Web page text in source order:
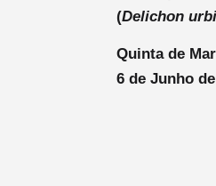
(Delichon
Quinta de
6 de Junho